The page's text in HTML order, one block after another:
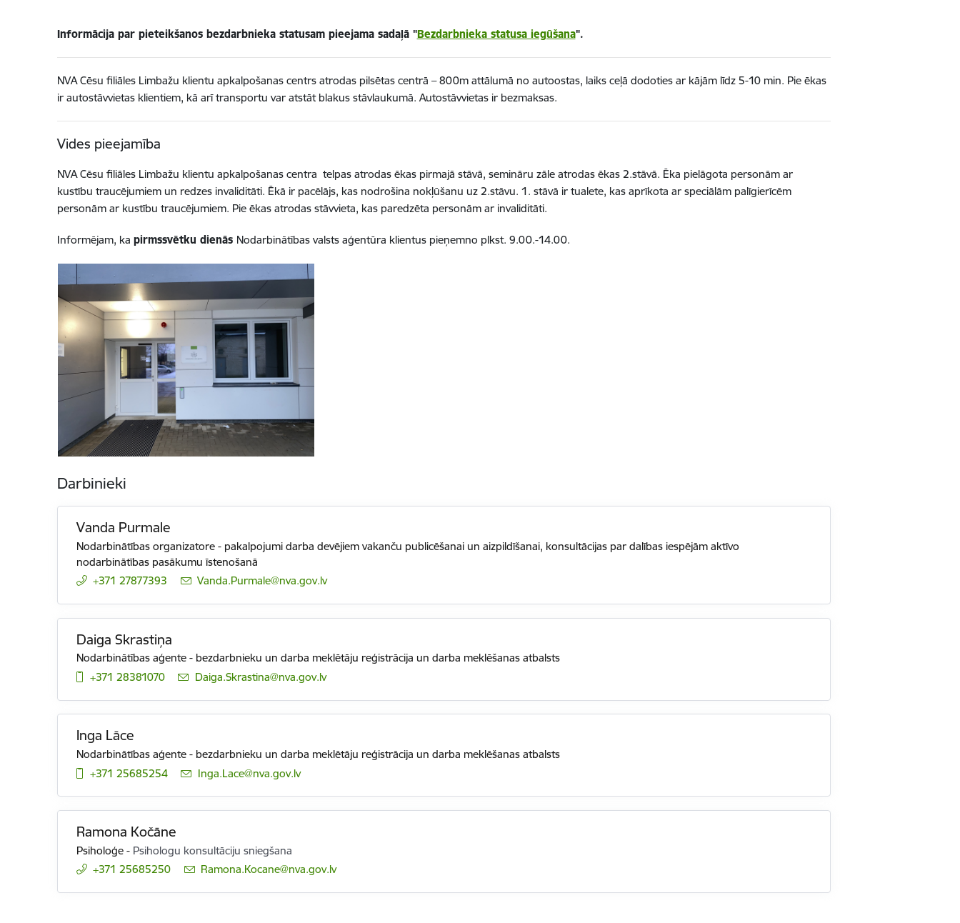
Informācija par pieteikšanos bezdarbnieka statusam pieejama sadaļā "Bezdarbnieka statusa iegūšana".
NVA Cēsu filiāles Limbažu klientu apkalpošanas centrs atrodas pilsētas centrā – 800m attālumā no autoostas, laiks ceļā dodoties ar kājām līdz 5-10 min. Pie ēkas
ir autostāvvietas klientiem, kā arī transportu var atstāt blakus stāvlaukumā. Autostāvvietas ir bezmaksas.
Vides pieejamība
NVA Cēsu filiāles Limbažu klientu apkalpošanas centra telpas atrodas ēkas pirmajā stāvā, semināru zāle atrodas ēkas 2.stāvā. Ēka pielāgota personām ar
kustību traucējumiem un redzes invaliditāti. Ēkā ir pacēlājs, kas nodrošina nokļūšanu uz 2.stāvu. 1. stāvā ir tualete, kas aprīkota ar speciālām palīgierīcēm
personām ar kustību traucējumiem. Pie ēkas atrodas stāvvieta, kas paredzēta personām ar invaliditāti.
Informējam, ka pirmssvētku dienās Nodarbinātības valsts aģentūra klientus pieņemno plkst. 9.00.-14.00.
Darbinieki
Vanda Purmale
Nodarbinātības organizatore - pakalpojumi darba devējiem vakanču publicēšanai un aizpildīšanai, konsultācijas par dalības iespējām aktīvo
nodarbinātības pasākumu īstenošanā
+371 27877393
E-pasts:
Vanda.Purmale@nva.gov.lv
Daiga Skrastiņa
Nodarbinātības aģente - bezdarbnieku un darba meklētāju reģistrācija un darba meklēšanas atbalsts
+371 28381070
E-pasts:
Daiga.Skrastina@nva.gov.lv
Inga Lāce
Nodarbinātības aģente - bezdarbnieku un darba meklētāju reģistrācija un darba meklēšanas atbalsts
+371 25685254
E-pasts:
Inga.Lace@nva.gov.lv
Ramona Kočāne
Psiholoģe - Psihologu konsultāciju sniegšana
+371 25685250
E-pasts:
Ramona.Kocane@nva.gov.lv